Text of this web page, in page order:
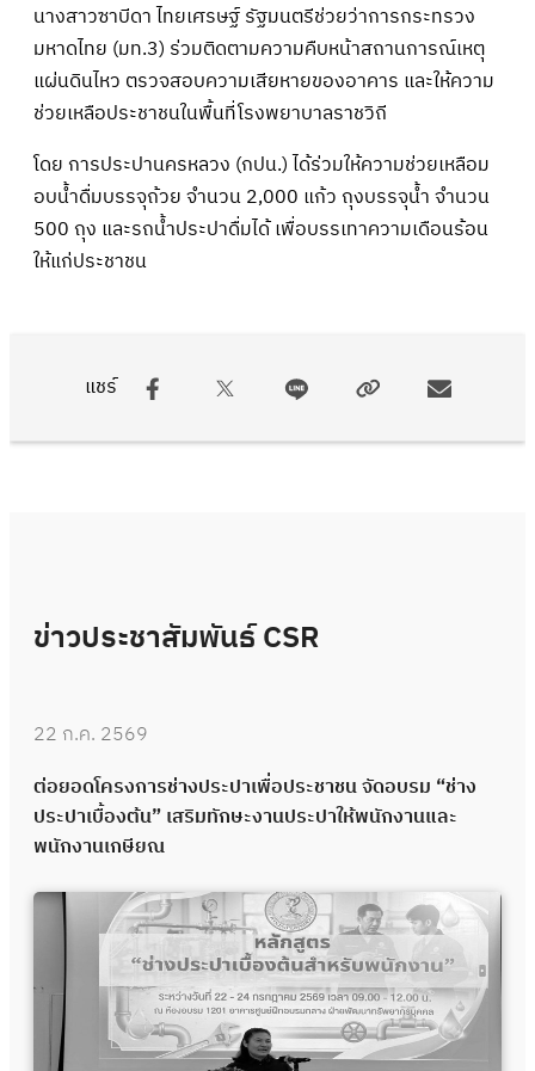
แชร์
นางสาวซาบีดา ไทยเศรษฐ์ รัฐมนตรีช่วยว่าการกระทรวง
มหาดไทย (มท.3) ร่วมติดตามความคืบหน้าสถานการณ์เหตุ
แผ่นดินไหว ตรวจสอบความเสียหายของอาคาร และให้ความ
ช่วยเหลือประชาชนในพื้นที่โรงพยาบาลราชวิถี
โดย การประปานครหลวง (กปน.) ได้ร่วมให้ความช่วยเหลือม
อบน้ำดื่มบรรจุถ้วย จำนวน 2,000 แก้ว ถุงบรรจุน้ำ จำนวน
500 ถุง และรถน้ำประปาดื่มได้ เพื่อบรรเทาความเดือนร้อน
ให้แก่ประชาชน
ข่าวประชาสัมพันธ์ CSR
22 ก.ค. 2569
ต่อยอดโครงการช่างประปาเพื่อประชาชน จัดอบรม “ช่าง
ประปาเบื้องต้น” เสริมทักษะงานประปาให้พนักงานและ
พนักงานเกษียณ